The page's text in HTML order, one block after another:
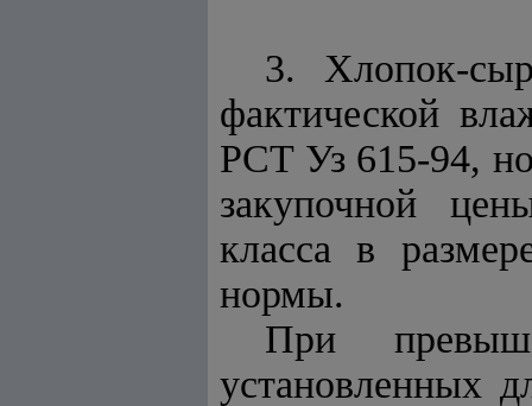
3. Хлопок-
фактической
РСТ Уз 615-94,
закупочной
класса в
нормы.
При
установленных